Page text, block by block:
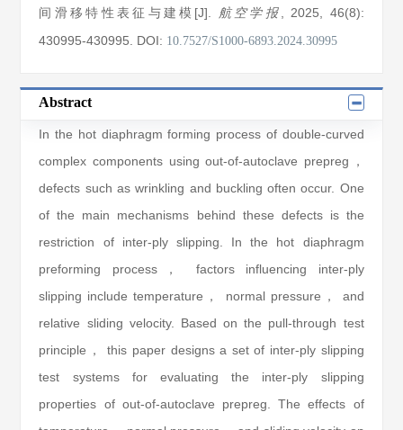
间滑移特性表征与建模[J].
航空学报 , 2025 , 46(8):
430995-430995 DOI: 10.7527/S1000-6893.2024.30995
Abstract
In the hot diaphragm forming process of double-curved
complex components using out-of-autoclave prepreg，
defects such as wrinkling and buckling often occur. One
of the main mechanisms behind these defects is the
restriction of inter-ply slipping. In the hot diaphragm
preforming process， factors influencing inter-ply
slipping include temperature， normal pressure， and
relative sliding velocity. Based on the pull-through test
principle， this paper designs a set of inter-ply slipping
test systems for evaluating the inter-ply slipping
properties of out-of-autoclave prepreg. The effects of